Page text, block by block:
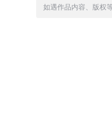
如遇作品内容、版权